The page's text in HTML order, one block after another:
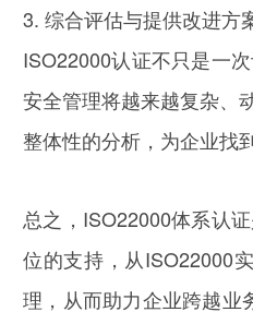
3. 综合评估与提供改进方
ISO22000认证不只是一
安全管理将越来越复杂、
整体性的分析，为企业找
总之，ISO22000体系认
位的支持，从ISO22000
理，从而助力企业跨越业